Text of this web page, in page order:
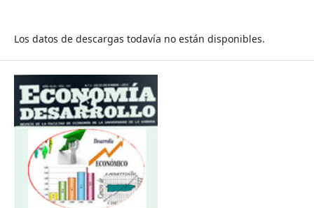
Los datos de descargas todavía no están disponibles.